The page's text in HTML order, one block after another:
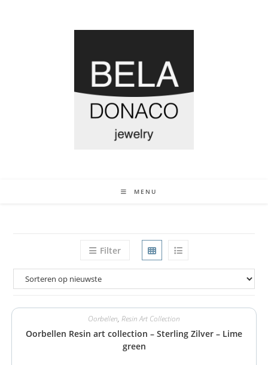
MENU
Filter
Oorbellen, Resin Art Collection
Oorbellen Resin art collection – Sterling Zilver – Lime
green